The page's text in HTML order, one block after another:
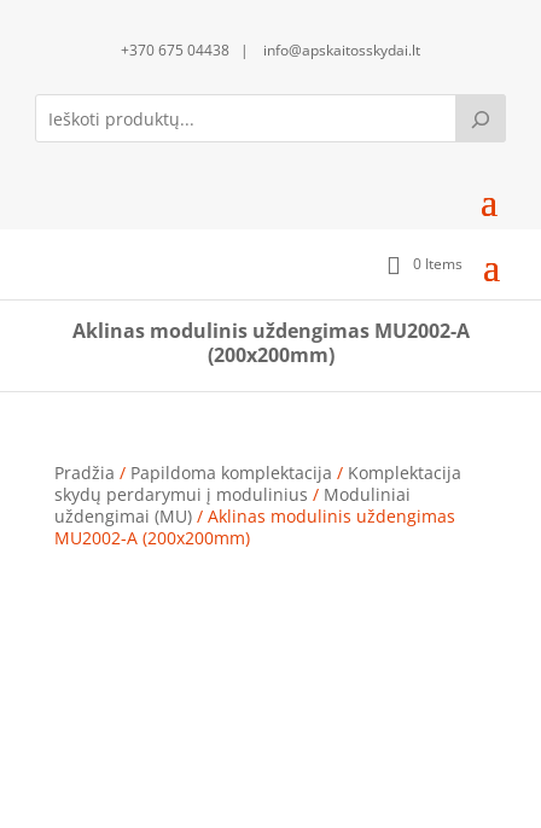
+370 675 04438 | info@apskaitosskydai.lt
0 Items
Aklinas modulinis uždengimas MU2002-A
(200x200mm)
Pradžia / Papildoma komplektacija / Komplektacija
skydų perdarymui į modulinius / Moduliniai
uždengimai (MU)/ Aklinas modulinis uždengimas
MU2002-A (200x200mm)